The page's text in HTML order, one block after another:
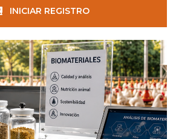
INICIAR REGISTRO